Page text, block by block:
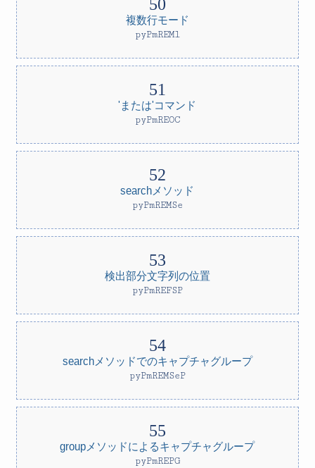
複数行モード
pyPmREMl
'または'コマンド
pyPmREOC
searchメソッド
pyPmREMSe
検出部分文字列の位置
pyPmREFSP
searchメソッドでのキャプチャグループ
pyPmREMSeP
groupメソッドによるキャプチャグループ
pyPmREPG